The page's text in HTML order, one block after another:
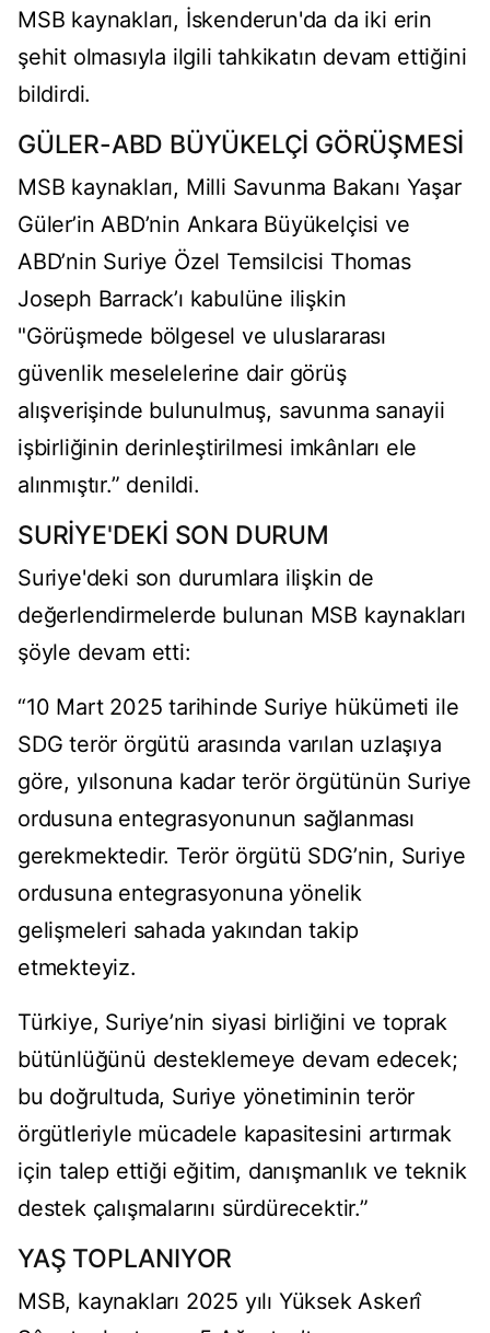
MSB kaynakları, İskenderun'da da iki erin
şehit olmasıyla ilgili tahkikatın devam ettiğini
bildirdi.
GÜLER-ABD BÜYÜKELÇİ GÖRÜŞMESİ
MSB kaynakları, Milli Savunma Bakanı Yaşar
Güler’in ABD’nin Ankara Büyükelçisi ve
ABD’nin Suriye Özel Temsilcisi Thomas
Joseph Barrack’ı kabulüne ilişkin
"Görüşmede bölgesel ve uluslararası
güvenlik meselelerine dair görüş
alışverişinde bulunulmuş, savunma sanayii
işbirliğinin derinleştirilmesi imkânları ele
alınmıştır.” denildi.
SURİYE'DEKİ SON DURUM
Suriye'deki son durumlara ilişkin de
değerlendirmelerde bulunan MSB kaynakları
şöyle devam etti:
“10 Mart 2025 tarihinde Suriye hükümeti ile
SDG terör örgütü arasında varılan uzlaşıya
göre, yılsonuna kadar terör örgütünün Suriye
ordusuna entegrasyonunun sağlanması
gerekmektedir. Terör örgütü SDG’nin, Suriye
ordusuna entegrasyonuna yönelik
gelişmeleri sahada yakından takip
etmekteyiz.
Türkiye, Suriye’nin siyasi birliğini ve toprak
bütünlüğünü desteklemeye devam edecek;
bu doğrultuda, Suriye yönetiminin terör
örgütleriyle mücadele kapasitesini artırmak
için talep ettiği eğitim, danışmanlık ve teknik
destek çalışmalarını sürdürecektir.”
YAŞ TOPLANIYOR
MSB, kaynakları 2025 yılı Yüksek Askerî